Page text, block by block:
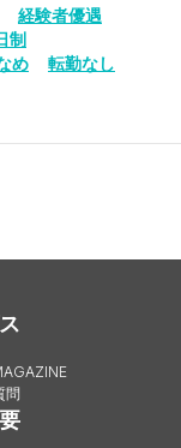
経験者優遇
制
め
転勤なし
問